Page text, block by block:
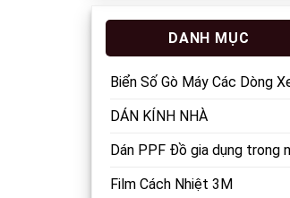
DANH MỤC
Biển Số Gò Máy Các Dòng
DÁN KÍNH NHÀ
Dán PPF Đồ gia dụng trong
Film Cách Nhiệt 3M